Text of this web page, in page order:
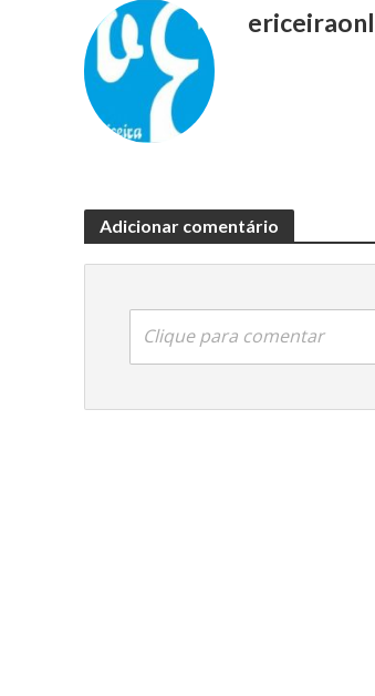
Adicionar comentário
Clique para comentar